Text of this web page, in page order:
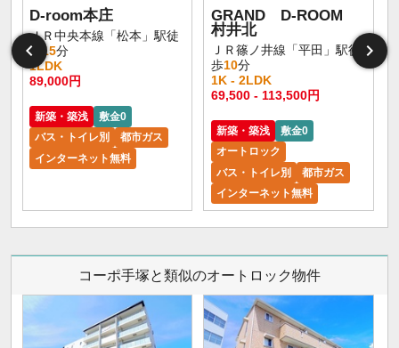
D-room本庄
ＪＲ中央本線「松本」駅徒
歩
15分
1LDK
89,000円
新築・築浅
敷金0
バス・トイレ別
都市ガス
インターネット無料
GRAND D-ROOM
村井北
ＪＲ篠ノ井線「平田」駅徒
歩10分
1K - 2LDK
69,500 - 113,500円
新築・築浅
敷金0
オートロック
バス・トイレ別
都市ガス
インターネット無料
コーポ手塚と類似のオートロック物件